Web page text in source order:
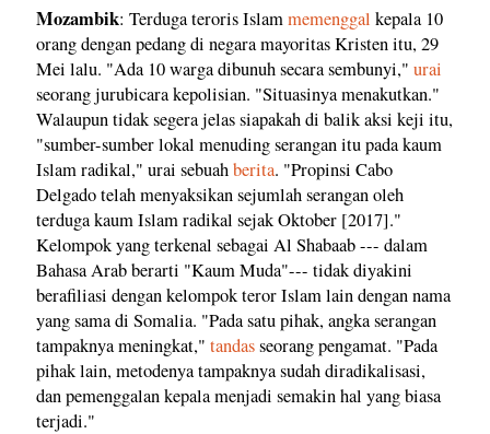
Mozambik: Terduga teroris Islammemenggal kepala 10
orang dengan pedang di negara mayoritas Kristen itu, 29
Mei lalu. "Ada 10 warga dibunuh secara sembunyi," urai
seorang jurubicara kepolisian. "Situasinya menakutkan."
Walaupun tidak segera jelas siapakah di balik aksi keji itu,
"sumber-sumber lokal menuding serangan itu pada kaum
Islam radikal," urai sebuahberita. "Propinsi Cabo
Delgado telah menyaksikan sejumlah serangan oleh
terduga kaum Islam radikal sejak Oktober [2017]."
Kelompok yang terkenal sebagai Al Shabaab --- dalam
Bahasa Arab berarti "Kaum Muda"--- tidak diyakini
berafiliasi dengan kelompok teror Islam lain dengan nama
yang sama di Somalia. "Pada satu pihak, angka serangan
tampaknya meningkat," tandasseorang pengamat. "Pada
pihak lain, metodenya tampaknya sudah diradikalisasi,
dan pemenggalan kepala menjadi semakin hal yang biasa
terjadi."